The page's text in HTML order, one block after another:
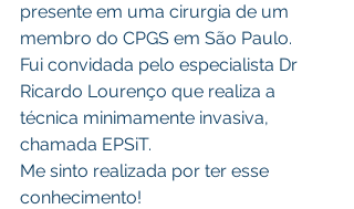
presente em uma cirurgia de um
membro do CPGS em São Paulo.
Fui convidada pelo especialista Dr
Ricardo Lourenço que realiza a
técnica minimamente invasiva,
chamada EPSiT.
Me sinto realizada por ter esse
conhecimento!